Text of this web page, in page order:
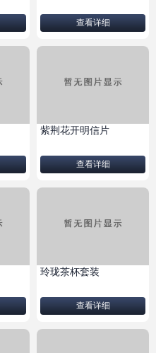
查看详细
紫荆花开明信片
查看详细
玲珑茶杯套装
查看详细